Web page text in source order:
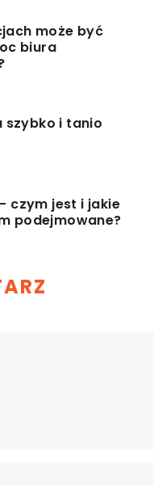
może być
biura
szybko i tanio
czym jest i jakie
podejmowane?